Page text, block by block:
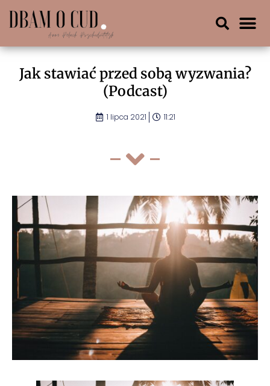
Jak stawiać przed sobą wyzwania?
(Podcast)
1 lipca 2021 11:21